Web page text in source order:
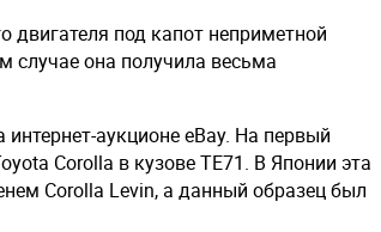
под капот неприметной
случае она получила весьма
аукционе eBay. На первый
Corolla в кузове TE71. В Японии эта
Corolla Levin, а данный образец был